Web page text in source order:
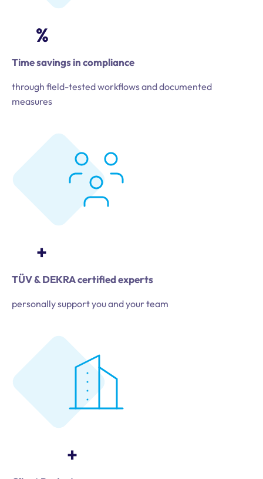
%
Time savings in compliance
through field-tested workflows and documented
measures
+
TÜV & DEKRA certified experts
personally support you and your team
+